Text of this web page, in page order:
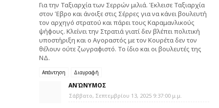
Για την Ταξιαρχία των Σερρών μιλιά. Έκλεισε Ταξιαρχία
στον Έβρο και άνοιξε στις Σέρρες για να κάνει βουλευτή
τον αρχηγό στρατού και πάρει τους Καραμανλικούς
ψήφους. Κλείνει την Στρατιά γιατί δεν βλέπει πολιτική
υποστήριξη και ο Αγοραστός με τον Κουρέτα δεν τον
θέλουν ούτε ζωγραφιστό. Το ίδιο και οι βουλευτές της
ΝΔ.
Απάντηση Διαγραφή
ΑΝΏΝΥΜΟΣ
Σάββατο, Σεπτεμβρίου 13, 2025 9:37:00 μ.μ.